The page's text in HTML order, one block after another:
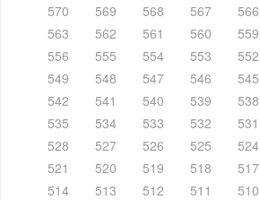
570
569 568 567 566
563
562 561 560 559
556
555 554 553 552
549
548 547 546 545
542
541 540 539 538
535
534 533 532 531
528
527 526 525 524
521
520 519 518 517
514
513 512 511 510